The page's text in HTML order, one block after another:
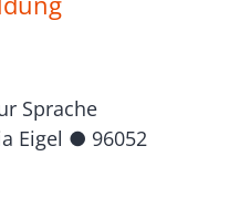
Sprache
Eigel ● 96052